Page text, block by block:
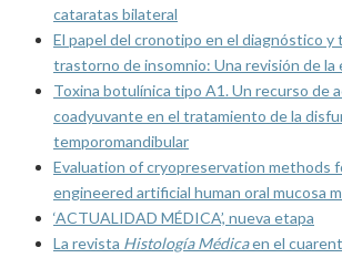
cataratas bilateral
El papel del cronotipo en el diagnóstico
trastorno de insomnio: Una revisión de la
Toxina botulínica tipo A1. Un recurso de
coadyuvante en el tratamiento de la
temporomandibular
Evaluation of cryopreservation methods
engineered artificial human oral mucosa
‘ACTUALIDAD MÉDICA’, nueva etapa
La revista Histología Médicaen el